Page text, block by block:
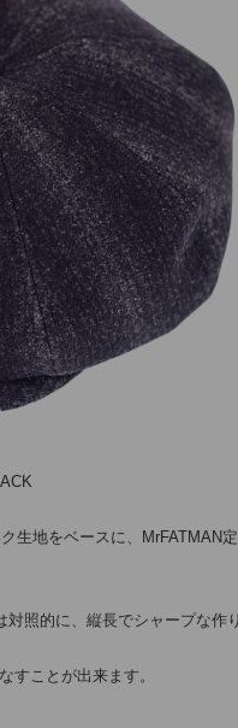
CMF OUTDOOR
JANIS & Co.
PEANUTS COMPANY
BROWN'S BEACH
BAA COSTUME MFG.
GLAD HAND PACK-T
BY GLAD HAND
GANGSTERVILLE
ALL
└
└
└
生地をベースに、MrFATMAN
照的に、縦長でシャープな作
すことが出来ます。